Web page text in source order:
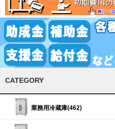
CATEGORY
業務用冷蔵庫(462)